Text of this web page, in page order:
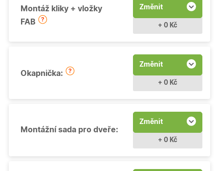
Montáž kliky + vložky
FAB
Změnit
+ 0 Kč
Okapnička:
Změnit
+ 0 Kč
Montážní sada pro dveře:
Změnit
+ 0 Kč